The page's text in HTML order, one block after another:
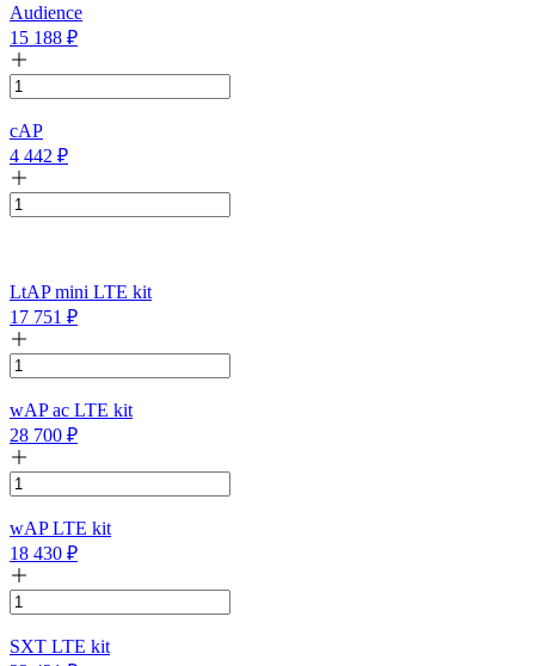
Audience
15 188 ₽
cAP
4 442 ₽
LtAP mini LTE kit
17 751 ₽
wAP ac LTE kit
28 700 ₽
wAP LTE kit
18 430 ₽
SXT LTE kit